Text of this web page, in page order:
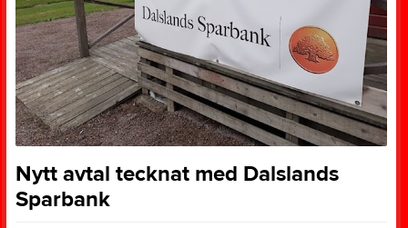
Nytt avtal tecknat med Dalslands
Sparbank